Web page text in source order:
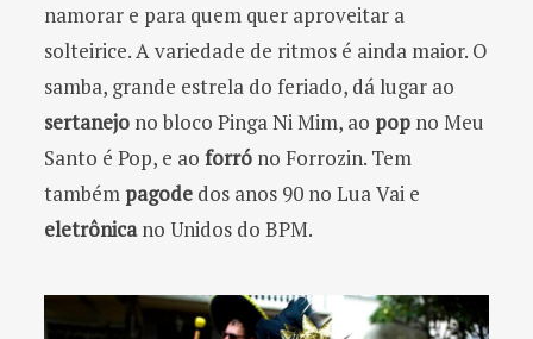
namorar e para quem quer aproveitar a
solteirice. A variedade de ritmos é ainda maior. O
samba, grande estrela do feriado, dá lugar ao
sertanejo no bloco Pinga Ni Mim, ao pop no Meu
Santo é Pop, e ao forró no Forrozin. Tem
também pagode dos anos 90 no Lua Vai e
eletrônicano Unidos do BPM.